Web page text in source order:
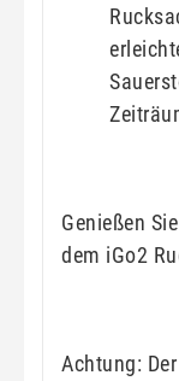
Genießen
dem iGo2
Achtung: